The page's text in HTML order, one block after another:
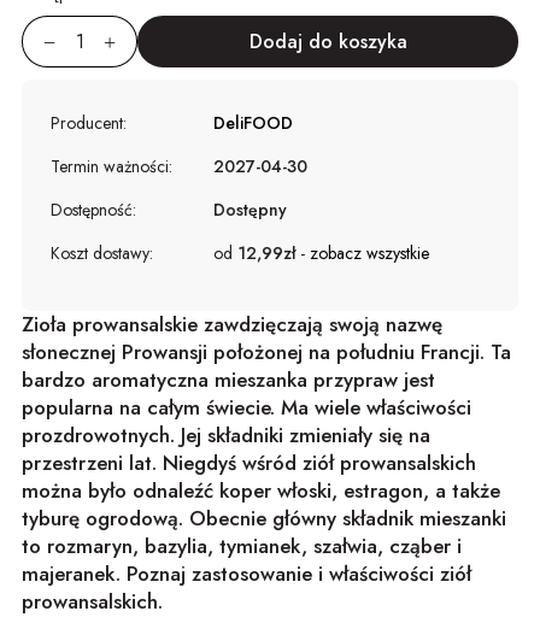
Producent:
DeliFOOD
Termin ważności:
2027-04-30
Dostępność:
Dostępny
Koszt dostawy:
od 12,99zł - zobacz wszystkie
Zioła prowansalskie zawdzięczają swoją nazwę
słonecznej Prowansji położonej na południu Francji. Ta
bardzo aromatyczna mieszanka przypraw jest
popularna na całym świecie. Ma wiele właściwości
prozdrowotnych. Jej składniki zmieniały się na
przestrzeni lat. Niegdyś wśród ziół prowansalskich
można było odnaleźć koper włoski, estragon, a także
tyburę ogrodową. Obecnie główny składnik mieszanki
to rozmaryn, bazylia, tymianek, szałwia, cząber i
majeranek. Poznaj zastosowanie i właściwości ziół
prowansalskich.